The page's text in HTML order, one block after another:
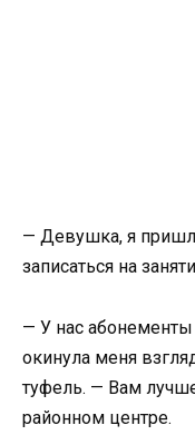
— Девушка, я
записаться на
— У нас
окинула меня
туфель. — Вам
районном центре.